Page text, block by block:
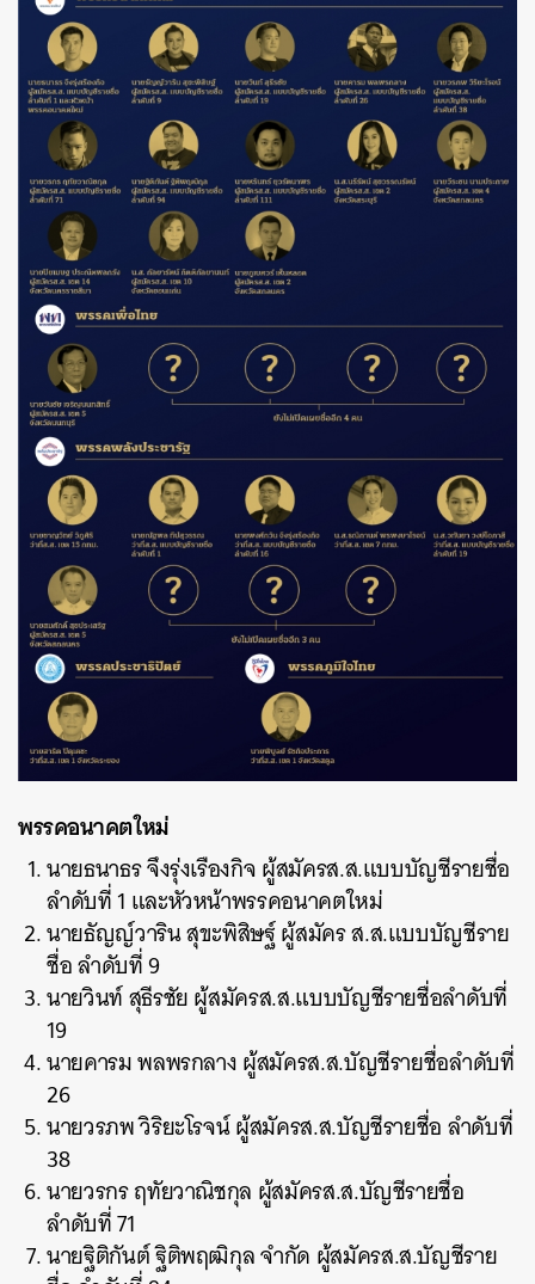
พรรคอนาคตใหม่
นายธนาธร จึงรุ่งเรืองกิจ ผู้สมัครส.ส.แบบบัญชีรายชื่อ
ลำดับที่ 1 และหัวหน้าพรรคอนาคตใหม่
นายธัญญ์วาริน สุขะพิสิษฐ์ ผู้สมัคร ส.ส.แบบบัญชีราย
ชื่อ ลำดับที่ 9
นายวินท์ สุธีรชัย ผู้สมัครส.ส.แบบบัญชีรายชื่อลำดับที่
19
นายคารม พลพรกลาง ผู้สมัครส.ส.บัญชีรายชื่อลำดับที่
26
นายวรภพ วิริยะโรจน์ ผู้สมัครส.ส.บัญชีรายชื่อ ลำดับที่
38
นายวรกร ฤทัยวาณิชกุล ผู้สมัครส.ส.บัญชีรายชื่อ
ลำดับที่ 71
นายฐิติกันต์ ฐิติพฤฒิกุล จำกัด ผู้สมัครส.ส.บัญชีราย